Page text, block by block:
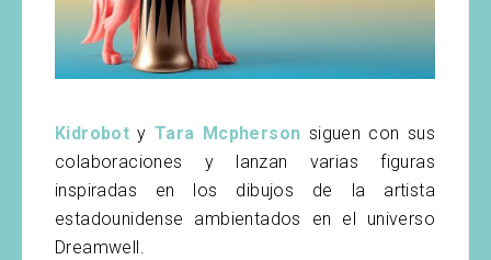
Kidrobot yTara Mcpherson siguen con sus
colaboraciones y lanzan varias figuras
inspiradas en los dibujos de la artista
estadounidense ambientados en el universo
Dreamwell.